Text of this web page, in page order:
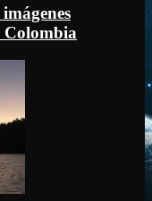
Colombia